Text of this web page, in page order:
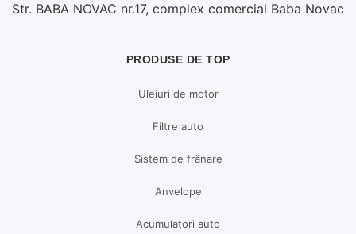
Str. BABA NOVAC nr.17, complex comercial Baba Novac
PRODUSE DE TOP
Uleiuri de motor
Filtre auto
Sistem de frânare
Anvelope
Acumulatori auto